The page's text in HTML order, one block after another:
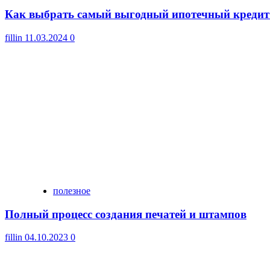
Как выбрать самый выгодный ипотечный
fillin 11.03.2024 0
полезное
Полный процесс создания печатей и штампов
fillin 04.10.2023 0